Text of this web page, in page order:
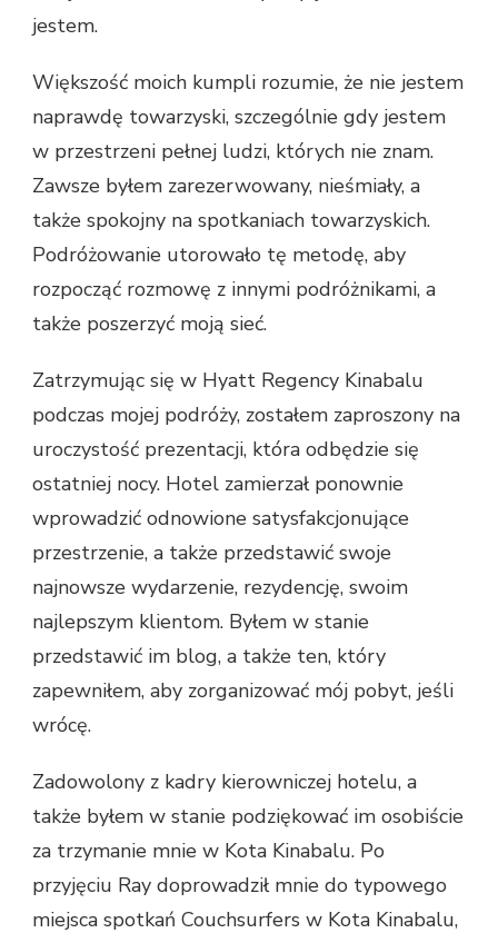
jestem.
Większość moich kumpli rozumie, że nie jestem
naprawdę towarzyski, szczególnie gdy jestem
w przestrzeni pełnej ludzi, których nie znam.
Zawsze byłem zarezerwowany, nieśmiały, a
także spokojny na spotkaniach towarzyskich.
Podróżowanie utorowało tę metodę, aby
rozpocząć rozmowę z innymi podróżnikami, a
także poszerzyć moją sieć.
Zatrzymując się w Hyatt Regency Kinabalu
podczas mojej podróży, zostałem zaproszony na
uroczystość prezentacji, która odbędzie się
ostatniej nocy. Hotel zamierzał ponownie
wprowadzić odnowione satysfakcjonujące
przestrzenie, a także przedstawić swoje
najnowsze wydarzenie, rezydencję, swoim
najlepszym klientom. Byłem w stanie
przedstawić im blog, a także ten, który
zapewniłem, aby zorganizować mój pobyt, jeśli
wrócę.
Zadowolony z kadry kierowniczej hotelu, a
także byłem w stanie podziękować im osobiście
za trzymanie mnie w Kota Kinabalu. Po
przyjęciu Ray doprowadził mnie do typowego
miejsca spotkań Couchsurfers w Kota Kinabalu,